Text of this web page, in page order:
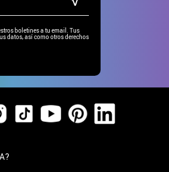
boletines a tu email. Tus
datos, así como otros derechos